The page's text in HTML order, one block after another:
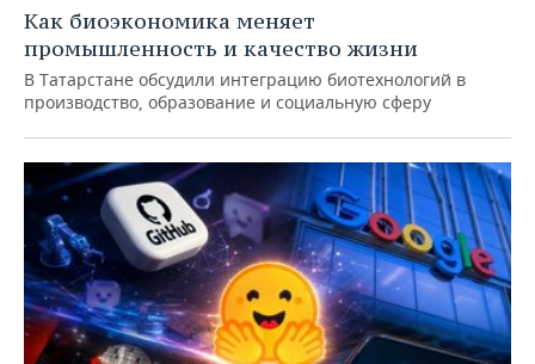
Как биоэкономика меняет
промышленность и качество жизни
В Татарстане обсудили интеграцию биотехнологий в
производство, образование и социальную сферу